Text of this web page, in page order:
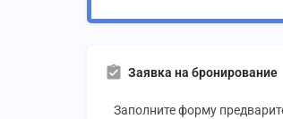
Заявка на бронирование
Заполните форму